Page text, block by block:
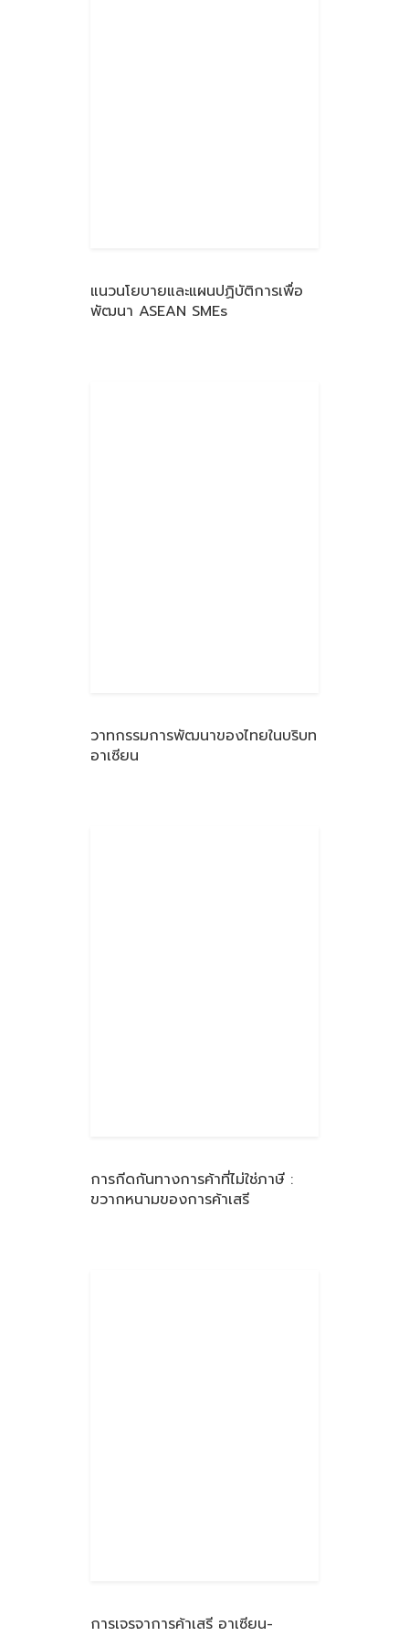
แนวนโยบายและแผนปฏิบัติการเพื่อ
พัฒนา ASEAN SMEs
วาทกรรมการพัฒนาของไทยในบริบท
อาเซียน
การกีดกันทางการค้าที่ไม่ใช่ภาษี :
ขวากหนามของการค้าเสรี
การเจรจาการค้าเสรี อาเซียน-